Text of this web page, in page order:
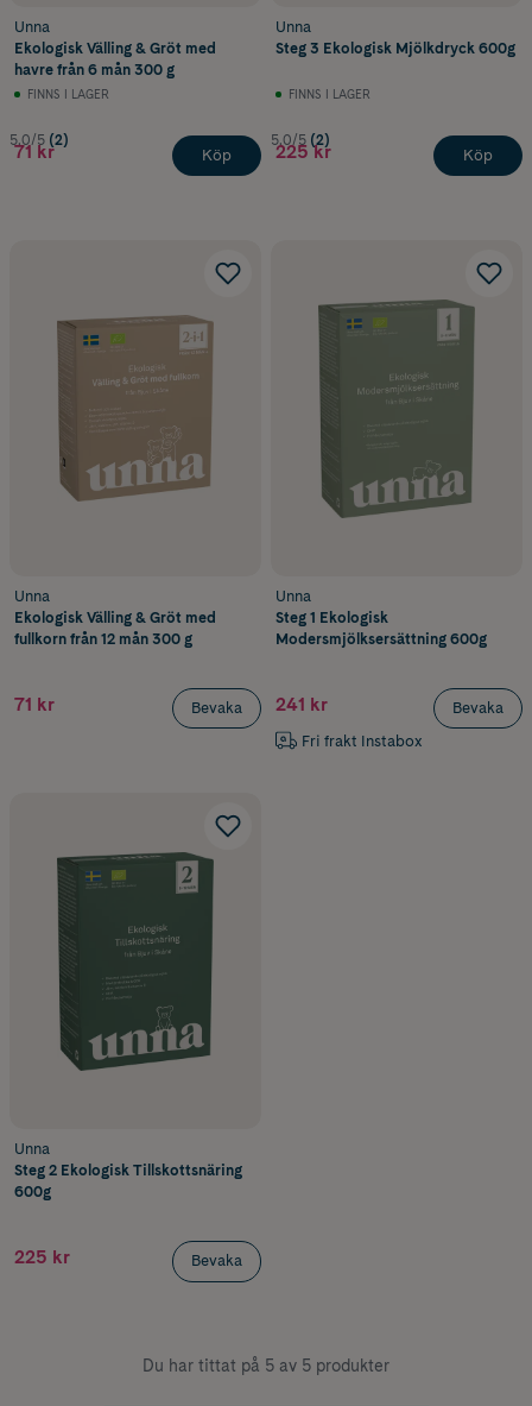
Unna
Ekologisk Välling & Gröt med
havre från 6 mån 300 g
FINNS I LAGER
5.0/5 (2)
71 kr Köp
Unna
Steg 3 Ekologisk Mjölkdryck 600g
FINNS I LAGER
5.0/5 (2)
225 kr Köp
Unna
Ekologisk Välling & Gröt med
fullkorn från 12 mån 300 g
71 kr Bevaka
Unna
Steg 1 Ekologisk
Modersmjölksersättning 600g
241 kr
Fri frakt Instabox
Bevaka
Unna
Steg 2 Ekologisk Tillskottsnäring
600g
225 kr Bevaka
Du har tittat på 5 av 5 produkter